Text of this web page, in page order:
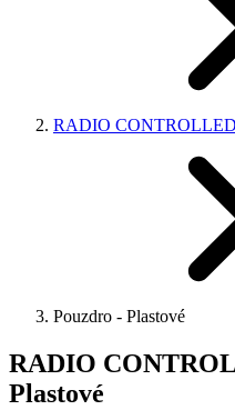
RADIO CONTROLLED
Pouzdro - Plastové
RADIO
Plastové